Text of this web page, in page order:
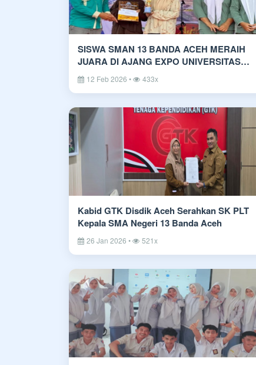
SISWA SMAN 13 BANDA ACEH MERAIH
JUARA DI AJANG EXPO UNIVERSITAS
SERAMBI MEKAH
12 Feb 2026 • 433x
Kabid GTK Disdik Aceh Serahkan SK PLT
Kepala SMA Negeri 13 Banda Aceh
26 Jan 2026 • 521x